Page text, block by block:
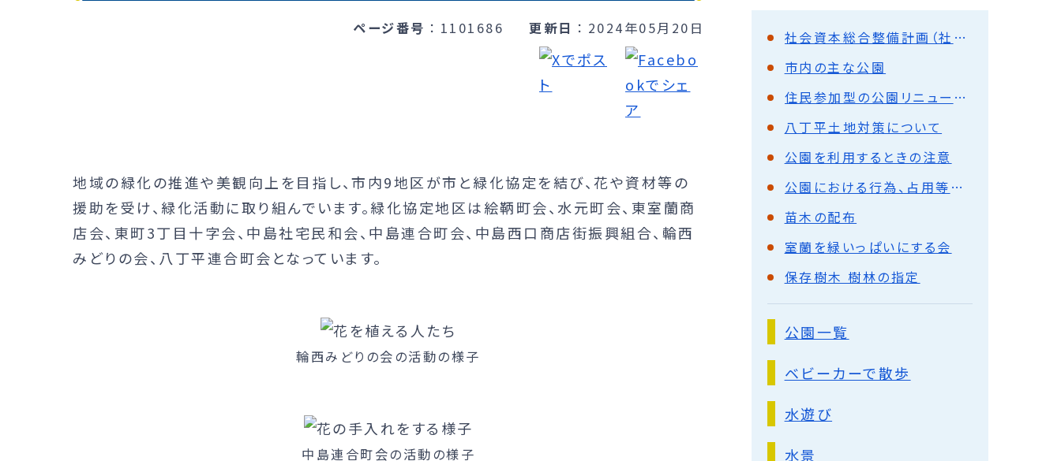
ページ番号 1101686 更新日 2024年05月20日
地域の緑化の推進や美観向上を目指し、市内9地区が市と緑化協定を結び、花や資材等の
援助を受け、緑化活動に取り組んでいます。緑化協定地区は絵鞆町会、水元町会、東室蘭商
店会、東町3丁目十字会、中島社宅民和会、中島連合町会、中島西口商店街振興組合、輪西
みどりの会、八丁平連合町会となっています。
輪西みどりの会の活動の様子
中島連合町会の活動の様子
社会資本総合整備計画（社会課題対応型都市公園機能向上促進事業）
市内の主な公園
住民参加型の公園リニューアル事業
八丁平土地対策について
公園を利用するときの注意
公園における行為、占用等の許可
苗木の配布
室蘭を緑いっぱいにする会
保存樹木 樹林の指定
公園一覧
ベビーカーで散歩
水遊び
水景